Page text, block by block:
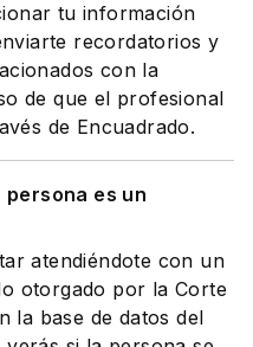
tu información
recordatorios y
con la
de que el profesional
de Encuadrado.
persona es un
atendiéndote con un
otorgado por la Corte
la base de datos del